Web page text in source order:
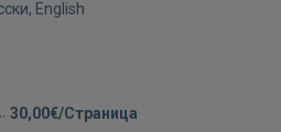
English
30,00€/Страница